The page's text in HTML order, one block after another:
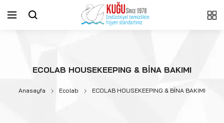
ECOLAB HOUSEKEEPING & BİNA BAKIMI
Anasayfa Ecolab ECOLAB HOUSEKEEPING & BİNA BAKIMI